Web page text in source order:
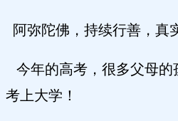
阿弥陀佛，持续行善，真
今年的高考，很多父母的
考上大学！